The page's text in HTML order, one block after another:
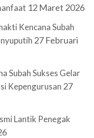
12 Maret 2026
Kencana Subah
27 Februari
Subah Sukses Gelar
Kepengurusan 27
Lantik Penegak